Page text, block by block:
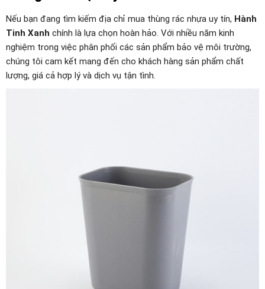
Nếu bạn đang tìm kiếm địa chỉ mua thùng rác nhựa uy tín, Hành
Tinh Xanh chính là lựa chọn hoàn hảo. Với nhiều năm kinh
nghiệm trong việc phân phối các sản phẩm bảo vệ môi trường,
chúng tôi cam kết mang đến cho khách hàng sản phẩm chất
lượng, giá cả hợp lý và dịch vụ tận tình.